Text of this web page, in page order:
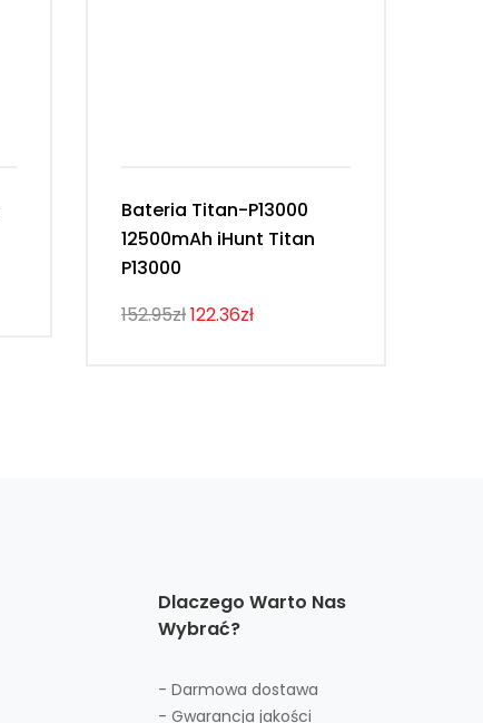
Bateria Titan-P13000
12500mAh iHunt Titan
P13000
152.95zł122.36zł
Dlaczego Warto Nas
Wybrać?
- Darmowa dostawa
- Gwarancja jakości